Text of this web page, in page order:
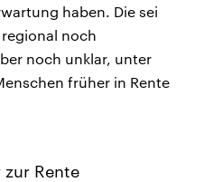
haben. Die sei
noch
noch unklar, unter
früher in Rente
zur Rente